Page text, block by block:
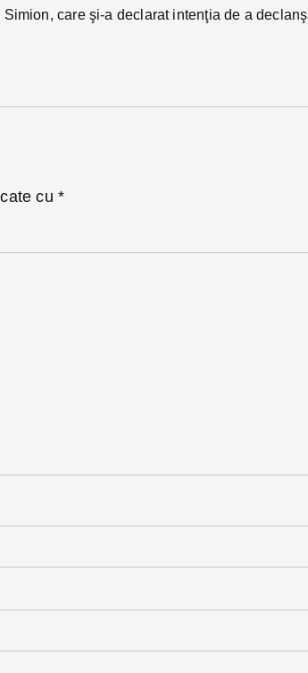
care şi-a declarat intenţia de a
cu *